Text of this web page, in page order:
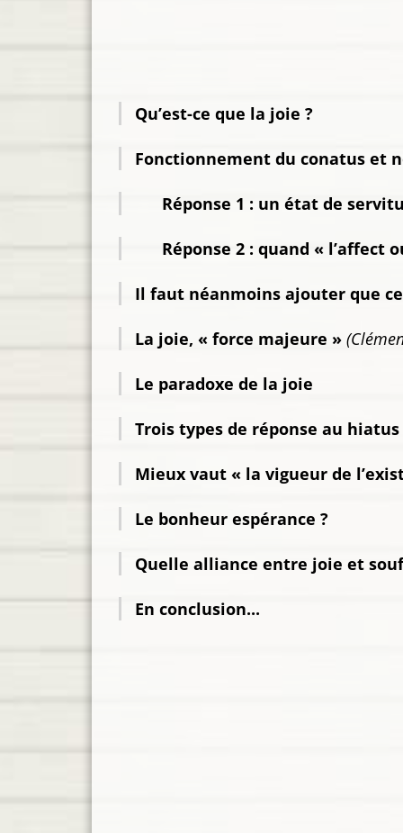
Qu’est-ce que la joie ?
Fonctionnement du conatus et
Réponse 1 : un état de
Réponse 2 : quand « l’affect
Il faut néanmoins ajouter que
La joie, « force majeure »
Le paradoxe de la joie
Trois types de réponse au
Mieux vaut « la vigueur de
Le bonheur espérance ?
Quelle alliance entre joie et
En conclusion...